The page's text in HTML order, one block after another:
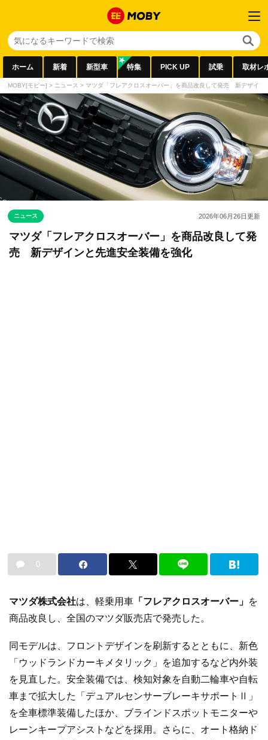
ホーム 新着 新型車 特集 PICK UP 試乗 取材レ
MOBY[モビー] > ニュース > マツダ「フレアクロスオーバー」を商品改良して発売 新デザイン
ニュース 2026年06月26日更新
マツダ「フレアクロスオーバー」を商品改良して発
売 新デザインと先進安全装備を強化
0
マツダ株式会社は、軽乗用車 「フレアクロスオーバー」 を
商品改良し、全国のマツダ販売店で発売した。
同モデルは、フロントデザインを刷新するとともに、新色
「ウッドランドカーキメタリック」を追加するなど内外装
を見直した。安全装備では、検知対象を自動二輪車や自転
車まで拡大した「デュアルセンサーブレーキサポートⅡ」
を全車標準装備したほか、ブラインドスポットモニターや
レーンキープアシストなどを採用。さらに、オート格納ド